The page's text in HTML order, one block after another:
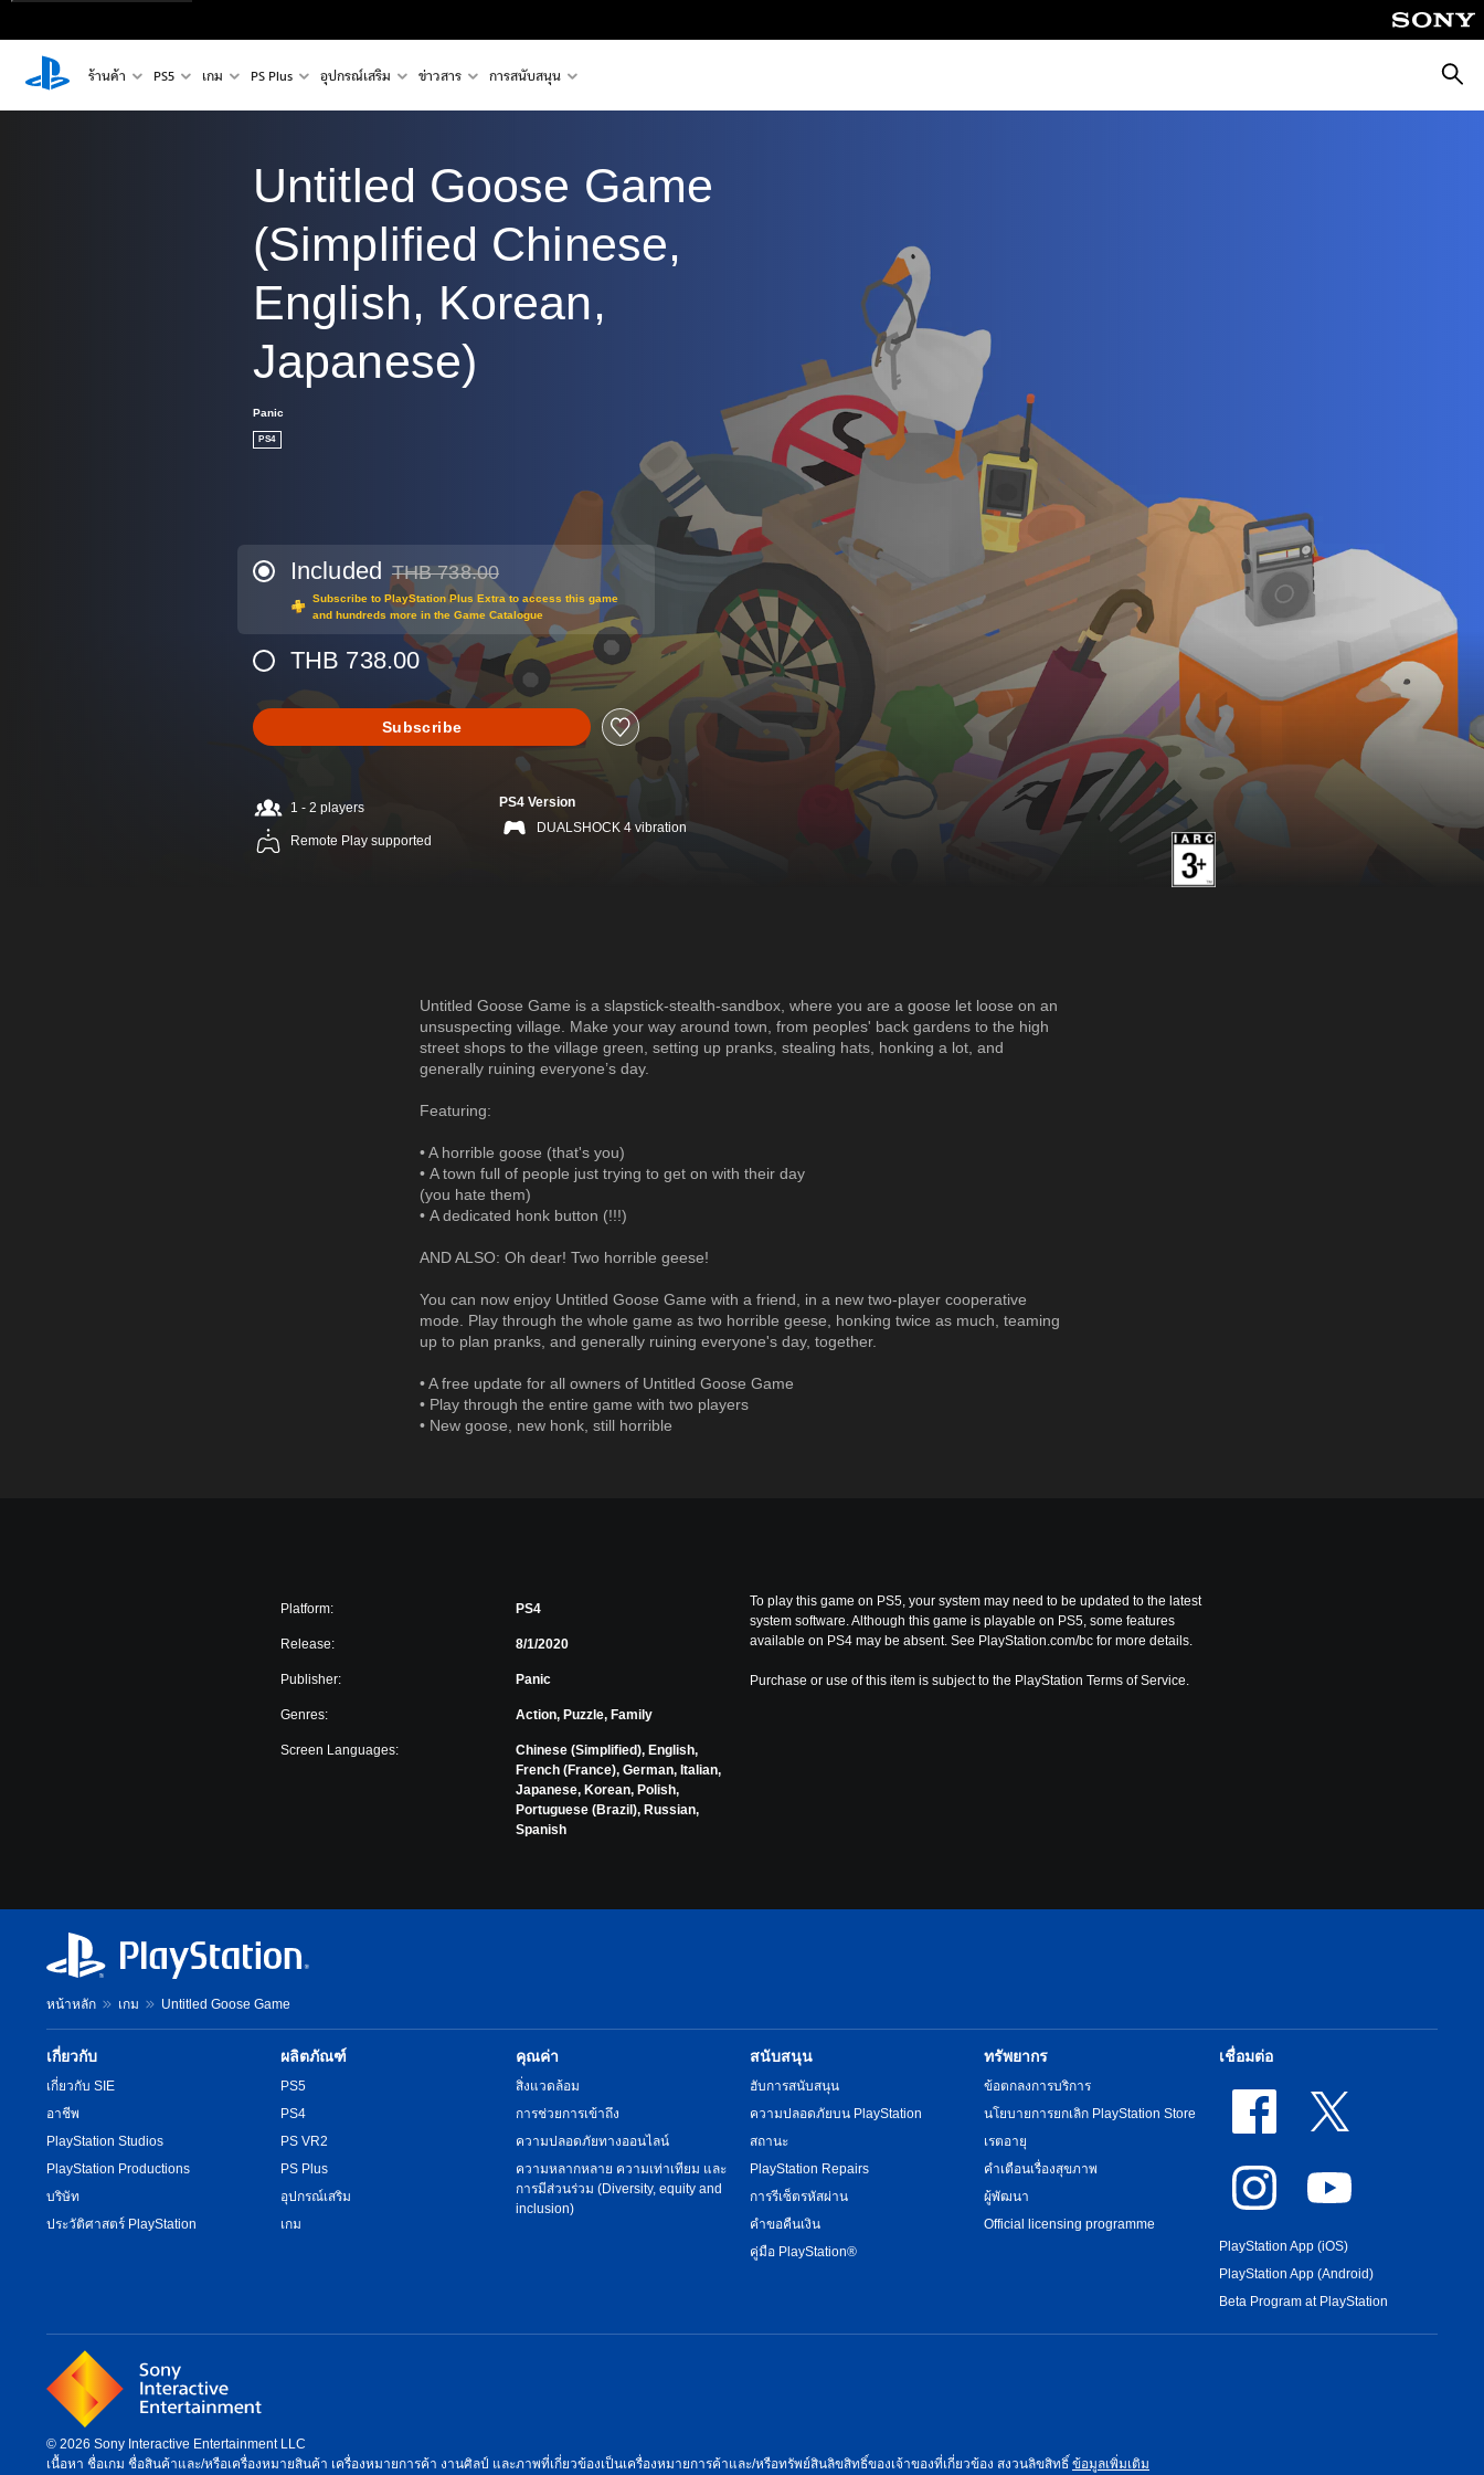
ร้านค้า PS5 เกม PS Plus อุปกรณ์เสริม ข่าวสาร การสนับสนุน
Untitled Goose Game
(Simplified Chinese,
English, Korean,
Japanese)
Panic
PS4
Included Discounted from original price of THB 738.00
THB 738.00
Subscribe to PlayStation Plus Extra to access this game
and hundreds more in the Game Catalogue
THB 738.00
Subscribe
1 - 2 players
Remote Play supported
PS4 Version
DUALSHOCK 4 vibration
Untitled Goose Game is a slapstick-stealth-sandbox, where you are a goose let loose on an
unsuspecting village. Make your way around town, from peoples' back gardens to the high
street shops to the village green, setting up pranks, stealing hats, honking a lot, and
generally ruining everyone’s day.
Featuring:
• A horrible goose (that's you)
• A town full of people just trying to get on with their day
(you hate them)
• A dedicated honk button (!!!)
AND ALSO: Oh dear! Two horrible geese!
You can now enjoy Untitled Goose Game with a friend, in a new two-player cooperative
mode. Play through the whole game as two horrible geese, honking twice as much, teaming
up to plan pranks, and generally ruining everyone's day, together.
• A free update for all owners of Untitled Goose Game
• Play through the entire game with two players
• New goose, new honk, still horrible
Platform: PS4
Release: 8/1/2020
Publisher: Panic
Genres: Action, Puzzle, Family
Screen Languages:
Chinese (Simplified), English,
French (France), German, Italian,
Japanese, Korean, Polish,
Portuguese (Brazil), Russian,
Spanish
To play this game on PS5, your system may need to be updated to the latest
system software. Although this game is playable on PS5, some features
available on PS4 may be absent. See PlayStation.com/bc for more details.
Purchase or use of this item is subject to the PlayStation Terms of Service.
หน้าหลัก เกม Untitled Goose Game
เกี่ยวกับ
เกี่ยวกับ SIE
อาชีพ
PlayStation Studios
PlayStation Productions
บริษัท
ประวัติศาสตร์ PlayStation
ผลิตภัณฑ์
PS5
PS4
PS VR2
PS Plus
อุปกรณ์เสริม
เกม
คุณค่า
สิ่งแวดล้อม
การช่วยการเข้าถึง
ความปลอดภัยทางออนไลน์
ความหลากหลาย ความเท่าเทียม และ
การมีส่วนร่วม (Diversity, equity and
inclusion)
สนับสนุน
ฮับการสนับสนุน
ความปลอดภัยบน PlayStation
สถานะ
PlayStation Repairs
การรีเซ็ตรหัสผ่าน
คำขอคืนเงิน
คู่มือ PlayStation®
ทรัพยากร
ข้อตกลงการบริการ
นโยบายการยกเลิก PlayStation Store
เรตอายุ
คำเตือนเรื่องสุขภาพ
ผู้พัฒนา
Official licensing programme
เชื่อมต่อ
PlayStation App (iOS)
PlayStation App (Android)
Beta Program at PlayStation
© 2026 Sony Interactive Entertainment LLC
เนื้อหา ชื่อเกม ชื่อสินค้าและ/หรือเครื่องหมายสินค้า เครื่องหมายการค้า งานศิลป์ และภาพที่เกี่ยวข้องเป็นเครื่องหมายการค้าและ/หรือทรัพย์สินลิขสิทธิ์ของเจ้าของที่เกี่ยวข้อง สงวนลิขสิทธิ์ ข้อมูลเพิ่มเติม